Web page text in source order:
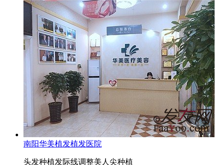
南阳华美植发植发医院
头发种植发际线调整美人尖种植